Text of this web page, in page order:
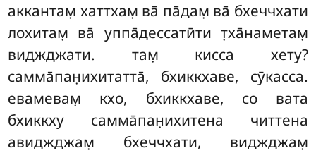
аккантам̣ хаттхам̣ ва̄ па̄дам̣ ва̄ бхеччхати
лохитам̣ ва̄ уппа̄дессатӣти т̣ха̄наметам̣
виджджати. там̣ кисса хету?
самма̄пан̣ихитатта̄, бхиккхаве, сӯкасса.
евамевам̣ кхо, бхиккхаве, со вата
бхиккху самма̄пан̣ихитена читтена
авиджджам̣ бхеччхати, виджджам̣